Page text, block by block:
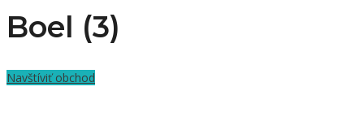
Boel (3)
Navštíviť obchod